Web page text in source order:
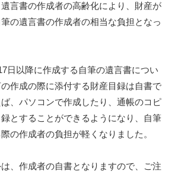
言書の作成者の高齢化により、財産が
の遺言書の作成者の相当な負担となっ
日以降に作成する自筆の遺言書につい
作成の際に添付する財産目録は自書で
、パソコンで作成したり、通帳のコピ
とすることができるようになり、自筆
の作成者の負担が軽くなりました。
、作成者の自書となりますので、ご注